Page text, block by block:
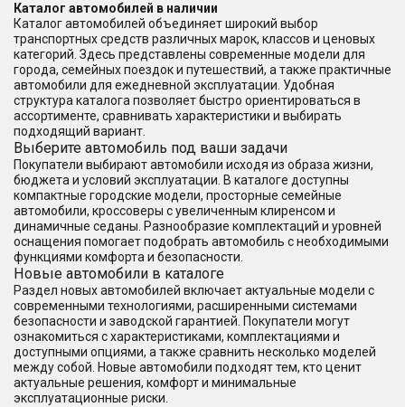
Каталог автомобилей в наличии
Каталог автомобилей объединяет широкий выбор
транспортных средств различных марок, классов и ценовых
категорий. Здесь представлены современные модели для
города, семейных поездок и путешествий, а также практичные
автомобили для ежедневной эксплуатации. Удобная
структура каталога позволяет быстро ориентироваться в
ассортименте, сравнивать характеристики и выбирать
подходящий вариант.
Выберите автомобиль под ваши задачи
Покупатели выбирают автомобили исходя из образа жизни,
бюджета и условий эксплуатации. В каталоге доступны
компактные городские модели, просторные семейные
автомобили, кроссоверы с увеличенным клиренсом и
динамичные седаны. Разнообразие комплектаций и уровней
оснащения помогает подобрать автомобиль с необходимыми
функциями комфорта и безопасности.
Новые автомобили в каталоге
Раздел новых автомобилей включает актуальные модели с
современными технологиями, расширенными системами
безопасности и заводской гарантией. Покупатели могут
ознакомиться с характеристиками, комплектациями и
доступными опциями, а также сравнить несколько моделей
между собой. Новые автомобили подходят тем, кто ценит
актуальные решения, комфорт и минимальные
эксплуатационные риски.